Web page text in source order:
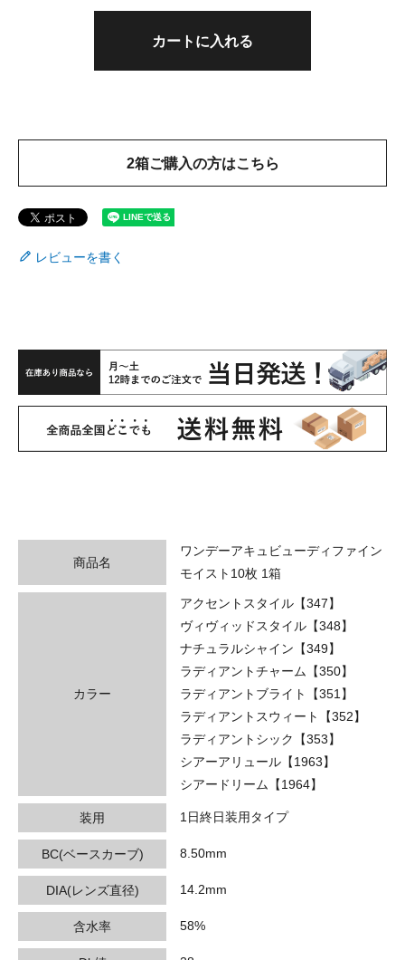
カートに入れる
2箱ご購入の方はこちら
レビューを書く
商品名
ワンデーアキュビューディファイン
モイスト10枚 1箱
カラー
アクセントスタイル【347】
ヴィヴィッドスタイル【348】
ナチュラルシャイン【349】
ラディアントチャーム【350】
ラディアントブライト【351】
ラディアントスウィート【352】
ラディアントシック【353】
シアーアリュール【1963】
シアードリーム【1964】
装用 1日終日装用タイプ
BC(ベースカーブ) 8.50mm
DIA(レンズ直径) 14.2mm
含水率 58%